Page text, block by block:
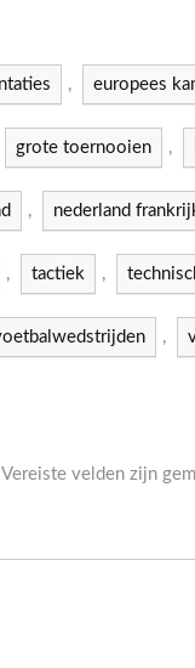
, europees
grote toernooien ,
, nederland
, tactiek ,
,
Vereiste velden zijn